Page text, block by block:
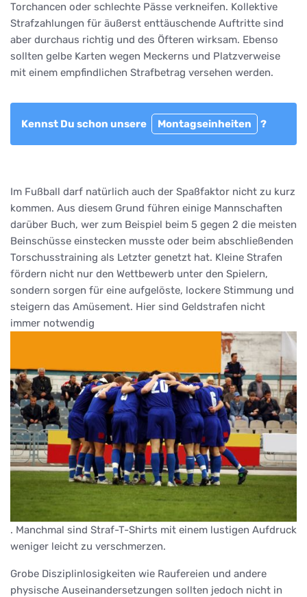
Torchancen oder schlechte Pässe verkneifen. Kollektive
Strafzahlungen für äußerst enttäuschende Auftritte sind
aber durchaus richtig und des Öfteren wirksam. Ebenso
sollten gelbe Karten wegen Meckerns und Platzverweise
mit einem empfindlichen Strafbetrag versehen werden.
Kennst Du schon unsere Montagseinheiten ?
Im Fußball darf natürlich auch der Spaßfaktor nicht zu kurz
kommen. Aus diesem Grund führen einige Mannschaften
darüber Buch, wer zum Beispiel beim 5 gegen 2 die meisten
Beinschüsse einstecken musste oder beim abschließenden
Torschusstraining als Letzter genetzt hat. Kleine Strafen
fördern nicht nur den Wettbewerb unter den Spielern,
sondern sorgen für eine aufgelöste, lockere Stimmung und
steigern das Amüsement. Hier sind Geldstrafen nicht
immer notwendig
. Manchmal sind Straf-T-Shirts mit einem lustigen Aufdruck
weniger leicht zu verschmerzen.
Grobe Disziplinlosigkeiten wie Raufereien und andere
physische Auseinandersetzungen sollten jedoch nicht in